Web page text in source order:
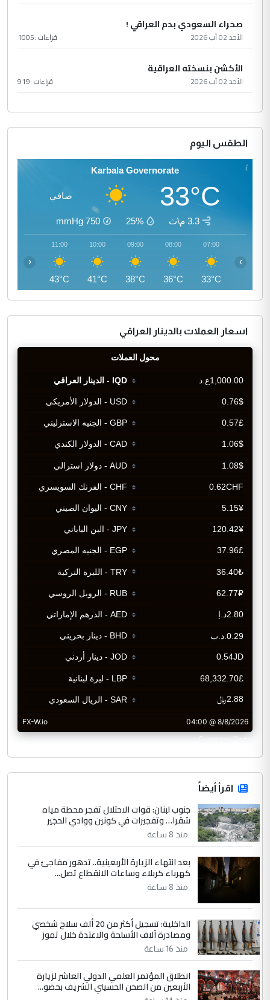
صحراء السعودي بدم العراقي !
الأحد 02 آب 2026 قراءات :1005
الأكشن بنسخته العراقية
الأحد 02 آب 2026 قراءات :919
الطقس اليوم
Karbala Governorate
33°C صافي
3.3 م\ث 25%
750
mmHg
07:00
33°C
08:00
36°C
09:00
38°C
10:00
41°C
11:00
43°C
‹ ›
اسعار العملات بالدينار العراقي
CurrencyRate
اقرأ أيضاً
جنوب لبنان: قوات الاحتلال تفجر محطة مياه
شقرا… وتفجيرات في كونين ووادي الحجير
منذ 8 ساعة
بعد انتهاء الزيارة الأربعينية.. تدهور مفاجئ في
كهرباء كربلاء وساعات الانقطاع تصل...
منذ 8 ساعة
الداخلية: تسجيل أكثر من 20 ألف سلاح شخصي
ومصادرة آلاف الأسلحة والاعتدة خلال تموز
منذ 16 ساعة
انطلاق المؤتمر العلمي الدولي العاشر لزيارة
الأربعين من الصحن الحسيني الشريف بحضو...